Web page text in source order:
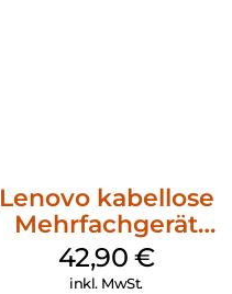
Lenovo kabellose
Mehrfachgerät
Luna Grey
42,90 €
inkl. MwSt.